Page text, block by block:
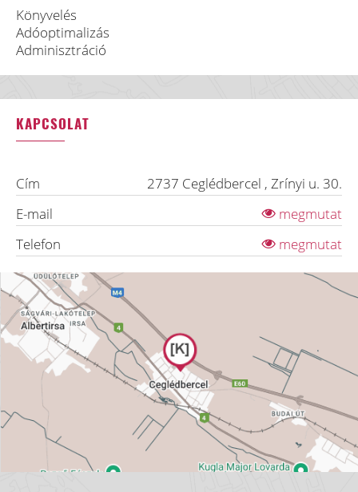
Könyvelés
Adóoptimalizás
Adminisztráció
KAPCSOLAT
Cím 2737 Ceglédbercel , Zrínyi u. 30.
E-mail
megmutat
Telefon
megmutat